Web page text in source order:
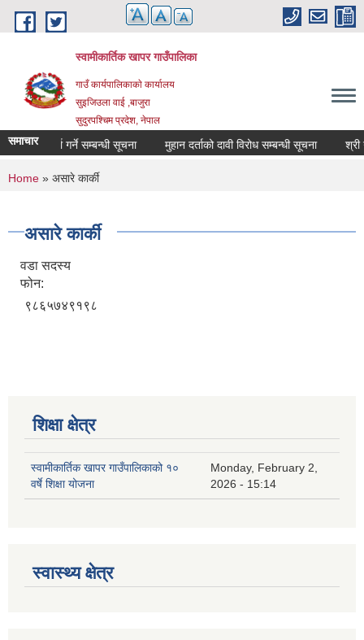
Skip to main content
स्वामीकार्तिक खापर गाउँपालिका
गाउँ कार्यपालिकाकाे कार्यालय
सुइजिउला वाई ,बाजुरा
सुदुरपश्चिम प्रदेश, नेपाल
समाचार
सूची दर्ता गर्ने सम्बन्धी सूचना मुहान दर्ताको दावी विरोध सम्बन्धी सूचना
You are here
Home » असारे कार्की
असारे कार्की
वडा सदस्य
फोन:
९८६५७४९१९८
शिक्षा क्षेत्र
स्वामीकार्तिक खापर गाउँपालिकाको १०
वर्षे शिक्षा योजना
Monday, February 2,
2026 - 15:14
स्वास्थ्य क्षेत्र